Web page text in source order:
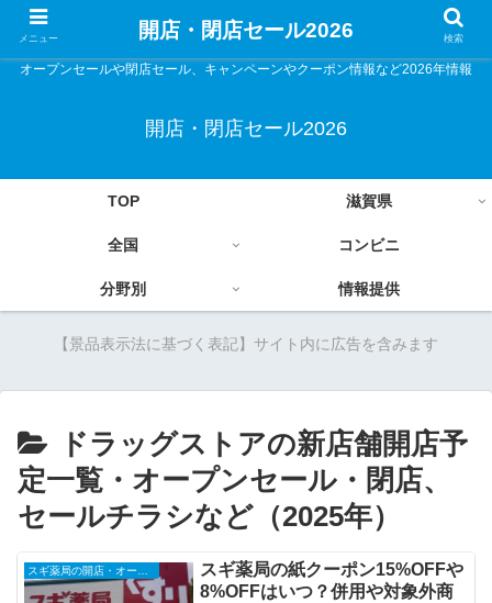
オープンセールや閉店セール、キャンペーンやクーポン情報など2026年情報
開店・閉店セール2026
TOP 滋賀県
全国 コンビニ
分野別 情報提供
【景品表示法に基づく表記】サイト内に広告を含みます
ドラッグストアの新店舗開店予
定一覧・オープンセール・閉店、
セールチラシなど（2025年）
スギ薬局の開店・オープンセール・閉店、チラシ、キャンペーンなど（2025年）
スギ薬局の紙クーポン15%OFFや
8%OFFはいつ？併用や対象外商
メニュー 開店・閉店セール2026 検索